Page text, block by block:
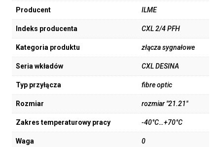
Producent ILME
Indeks producenta CXL 2/4 PFH
Kategoria produktu złącza sygnałowe
Seria wkładów CXL DESINA
Typ przyłącza fibre optic
Rozmiar rozmiar "21.21"
Zakres temperaturowy pracy -40°C…+70°C
Waga 0